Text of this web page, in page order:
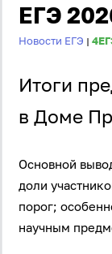
ЕГЭ
Новости ЕГЭ |
Итоги
в Доме
Основной
доли
порог;
научным